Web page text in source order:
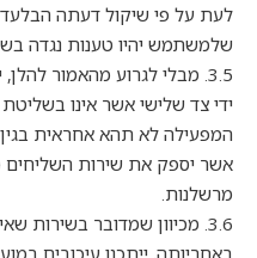
לעת על פי שיקול דעתה
שלמשתמש יהיו טענות נגדה
3.5. מבלי לגרוע מהאמור
ידי צד שלישי אשר אינו
המפעילה לא תהא אחראית בגין
אשר יספק את שירות השליחים
מרשלנות.
3.6. מכיוון שמדובר בשירות
באחריותה, ייתכנו עיכובים